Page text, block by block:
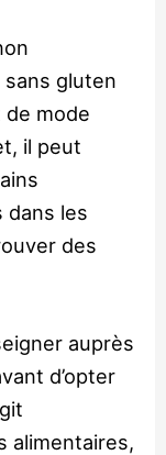
gluten
de mode
il peut
les
des
auprès
d’opter
alimentaires,